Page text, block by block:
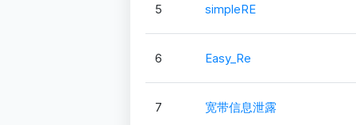
5 simpleRE
6 Easy_Re
7 宽带信息泄露